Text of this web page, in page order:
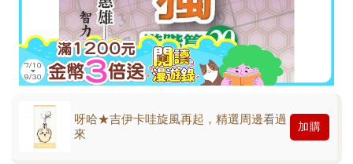
呀哈★吉伊卡哇旋風再起，精選周邊看過
來
加購